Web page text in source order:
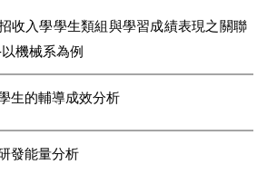
收入學學生類組與學習成績表現之關聯
以機械系為例
生的輔導成效分析
發能量分析